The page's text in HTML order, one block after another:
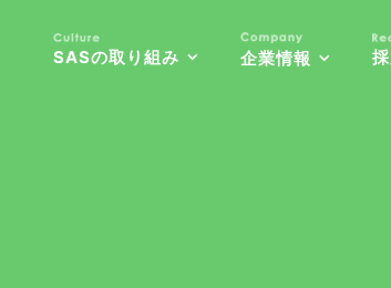
SASの取り組み 企業情報